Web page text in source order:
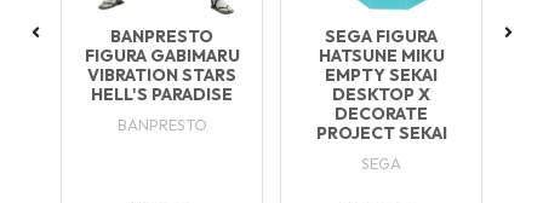
BANPRESTO
FIGURA GABIMARU
VIBRATION STARS
HELL'S PARADISE
BANPRESTO
SEGA FIGURA
HATSUNE MIKU
EMPTY SEKAI
DESKTOP X
DECORATE
PROJECT SEKAI
SEGA